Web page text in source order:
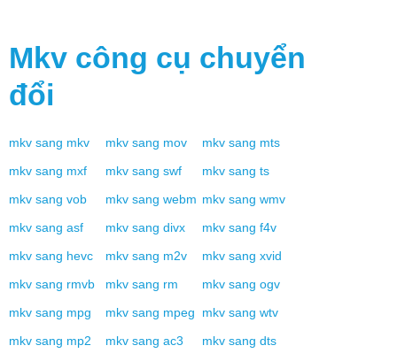
Mkv công cụ chuyển
đổi
mkv sang mkv mkv sang mov mkv sang mts
mkv sang mxf mkv sang swf mkv sang ts
mkv sang vob mkv sang webm mkv sang wmv
mkv sang asf mkv sang divx mkv sang f4v
mkv sang hevc mkv sang m2v mkv sang xvid
mkv sang rmvb mkv sang rm mkv sang ogv
mkv sang mpg mkv sang mpeg mkv sang wtv
mkv sang mp2 mkv sang ac3 mkv sang dts